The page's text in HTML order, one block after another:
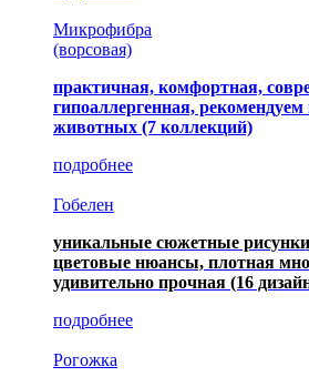
Микрофибра
(ворсовая)
практичная, комфортная,
гипоаллергенная,
животных (7 коллекций)
подробнее
Гобелен
уникальные сюжетные
цветовые нюансы, плотная
удивительно прочная (16
подробнее
Рогожка